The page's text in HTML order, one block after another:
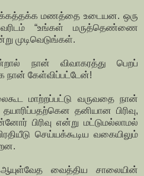
மணத்தை உடையன. ஒரு
“உங்கள் மருத்தெண்ணை
முடிவெடுங்கள்.
நான் விவாகரத்து பெறப்
நான் கேள்விப்பட்டேன்!
மாற்றப்பட்டு வருவதை நான்
தனியான பிரிவு,
பிரிவு என்று மட்டுமல்லாமல்
செய்யக்கூடிய வகையிலும்
வைத்திய சாலையின்